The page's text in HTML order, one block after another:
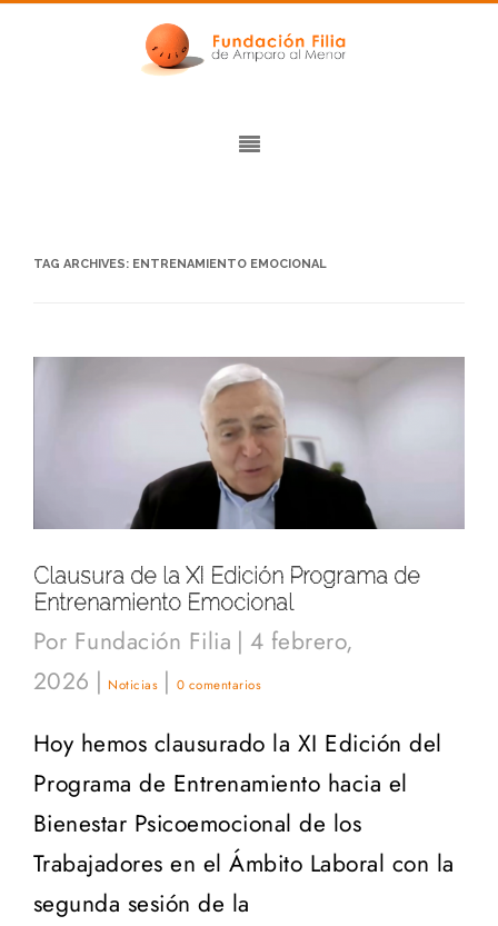
TAG ARCHIVES: ENTRENAMIENTO EMOCIONAL
Clausura de la XI Edición Programa de
Entrenamiento Emocional
Por Fundación Filia | 4 febrero,
2026 | Noticias | 0 comentarios
Hoy hemos clausurado la XI Edición del
Programa de Entrenamiento hacia el
Bienestar Psicoemocional de los
Trabajadores en el Ámbito Laboral con la
segunda sesión de la